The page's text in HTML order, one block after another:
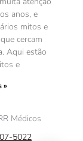
anos, e
mitos e
cercam
Aqui estão
e
»
Médicos
5022